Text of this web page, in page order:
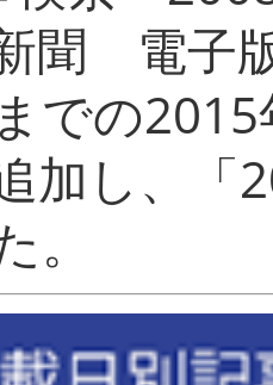
聞 電子
での
加し、「
し